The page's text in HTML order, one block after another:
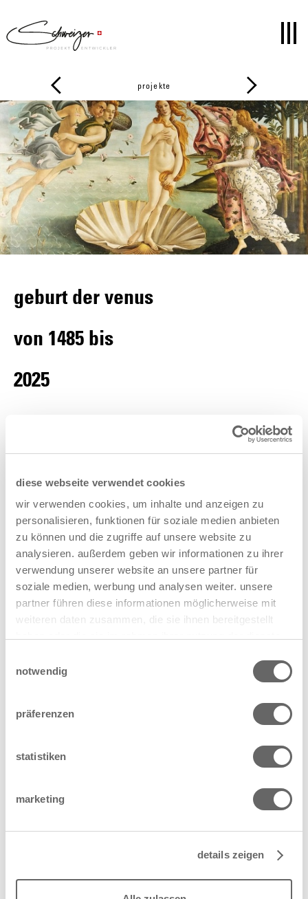
diese webseite verwendet cookies
wir verwenden cookies, um inhalte und anzeigen zu
personalisieren, funktionen für soziale medien anbieten
zu können und die zugriffe auf unsere website zu
analysieren. außerdem geben wir informationen zu ihrer
verwendung unserer website an unsere partner für
soziale medien, werbung und analysen weiter. unsere
partner führen diese informationen möglicherweise mit
weiteren daten zusammen, die sie ihnen bereitgestellt
notwendig
präferenzen
statistiken
marketing
details zeigen
projekte
geburt der venus
von 1485 bis
2025